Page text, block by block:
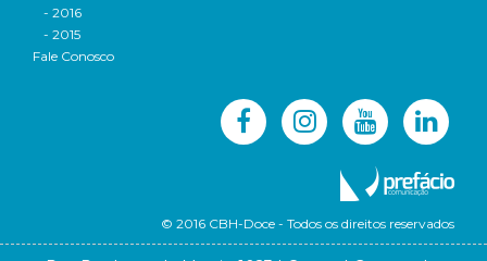
- 2016
- 2015
Fale Conosco
© 2016 CBH-Doce - Todos os direitos reservados